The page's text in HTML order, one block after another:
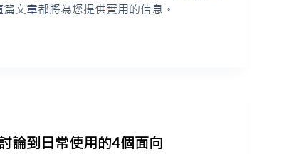
文章都將為您提供實用的信息。
論到日常使用的4個面向